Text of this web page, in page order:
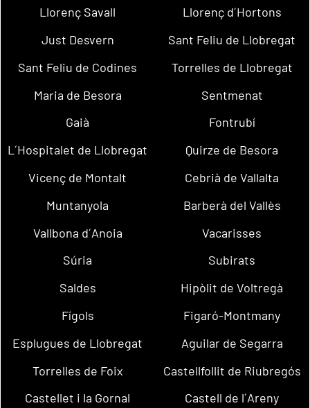
Llorenç Savall
Llorenç d´Hortons
Just Desvern
Sant Feliu de Llobregat
Sant Feliu de Codines
Torrelles de Llobregat
Maria de Besora
Sentmenat
Gaià
Fontrubí
L´Hospitalet de Llobregat
Quirze de Besora
Vicenç de Montalt
Cebrià de Vallalta
Muntanyola
Barberà del Vallès
Vallbona d´Anoia
Vacarisses
Súria
Subirats
Saldes
Hipòlit de Voltregà
Fígols
Figaró-Montmany
Esplugues de Llobregat
Aguilar de Segarra
Torrelles de Foix
Castellfollit de Riubregós
Castellet i la Gornal
Castell de l´Areny